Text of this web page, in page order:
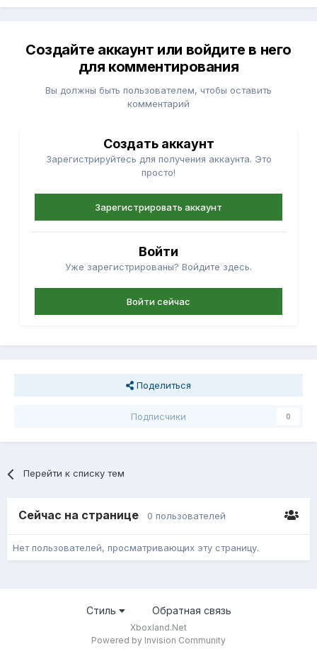
Создайте аккаунт или войдите в него
для комментирования
Вы должны быть пользователем, чтобы оставить
комментарий
Создать аккаунт
Зарегистрируйтесь для получения аккаунта. Это
просто!
Зарегистрировать аккаунт
Войти
Уже зарегистрированы? Войдите здесь.
Войти сейчас
Поделиться
Подписчики 0
Перейти к списку тем
Сейчас на странице 0 пользователей
Нет пользователей, просматривающих эту страницу.
Стиль Обратная связь
Xboxland.Net
Powered by Invision Community